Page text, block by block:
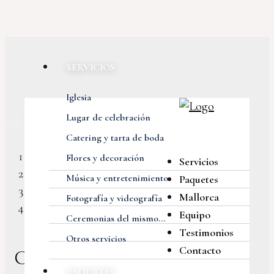
SERVICIOS
Iglesia
Lugar de celebración
Catering y tarta de boda
Flores y decoración
Música y entretenimiento
Fotografía y videografía
Ceremonias del mismo...
Otros servicios
Servicios
Paquetes
Mallorca
Equipo
Testimonios
Contacto
Ceremonias y celebraciones del